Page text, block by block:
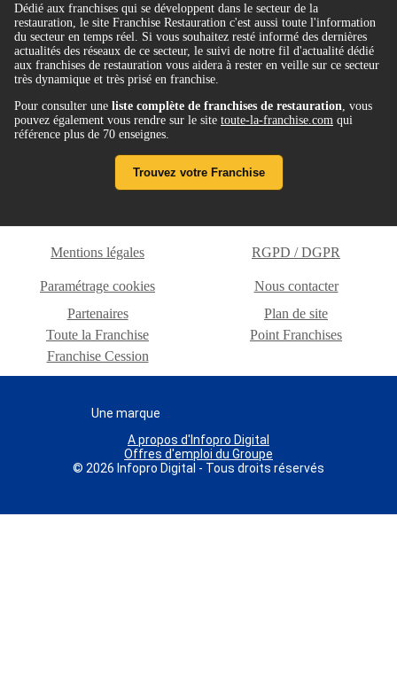
Dédié aux franchises qui se développent dans le secteur de la
restauration, le site Franchise Restauration c'est aussi toute l'information
du secteur en temps réel. Si vous souhaitez resté informé des dernières
actualités des réseaux de ce secteur, le suivi de notre fil d'actualité dédié
aux franchises de restauration vous aidera à rester en veille sur ce secteur
très dynamique et très prisé en franchise.
Pour consulter une liste complète de franchises de restauration , vous
pouvez également vous rendre sur le site toute-la-franchise.com qui
référence plus de 70 enseignes.
Trouvez votre Franchise
Mentions légales RGPD / DGPR
Paramétrage cookies
Nous contacter
Partenaires
Plan de site
Toute la Franchise
Point Franchises
Franchise Cession
Une marque
A propos d'Infopro Digital
Offres d'emploi du Groupe
© 2026 Infopro Digital - Tous droits réservés